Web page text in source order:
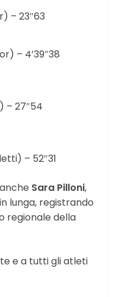
– 23″63
– 4’39″38
– 27″54
– 52″31
Sara Pilloni,
lunga, registrando
regionale della
e a tutti gli atleti